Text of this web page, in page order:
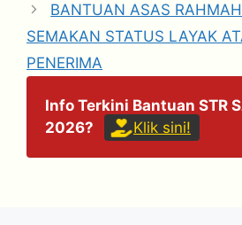
BANTUAN ASAS
SEMAKAN STATUS LAYAK
PENERIMA
Info Terkini Bantuan STR
2026?
Klik sini!